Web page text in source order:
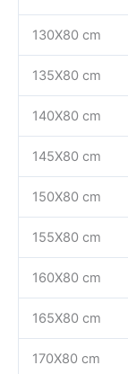
130X80 cm
135X80 cm
140X80 cm
145X80 cm
150X80 cm
155X80 cm
160X80 cm
165X80 cm
170X80 cm